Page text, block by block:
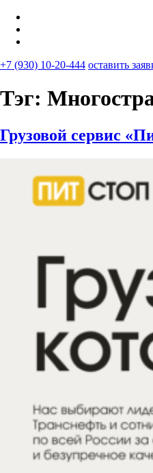
+7 (930) 10-20-444 оставить
Тэг:
Грузовой сервис